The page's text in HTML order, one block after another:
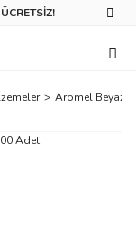
Aromel Beyaz